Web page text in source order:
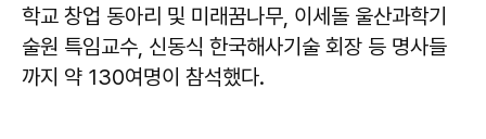
학교 창업 동아리 및 미래꿈나무, 이세돌 울산과학기
술원 특임교수, 신동식 한국해사기술 회장 등 명사들
까지 약 130여명이 참석했다.